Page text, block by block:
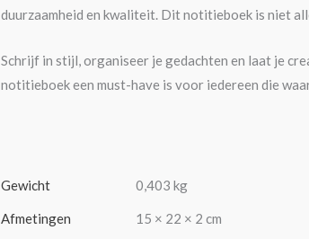
duurzaamheid en kwaliteit. Dit notitieboek is niet
Schrijf in stijl, organiseer je gedachten en laat je
notitieboek een must-have is voor iedereen die
Gewicht 0,403 kg
Afmetingen 15 × 22 × 2 cm